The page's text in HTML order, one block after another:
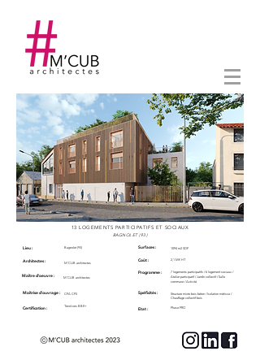
13 LOGEMENTS PARTICIPATIFS ET SOCIAUX
BAGNOLET (93)
1094 m2 SDP
Surfaces :
Architectes : M'CUB architectes
Maître d'oeuvre :
Coût : 2,1 M€ HT
Maîtrise d'ouvrage : CPA CPS
Programme :
7 logements participatifs / 6 logement sociaux /
Atelier participatif / Jardin collectif / Salle
commune / Activité
Spéficités :
Structure mixte bois béton / Isolation métisse /
Chauffage collectif bois
Lieu : Bagnolet (93)
Etat : Phase PRO
Certification : Tend vers BBE+
M'CUB architectes